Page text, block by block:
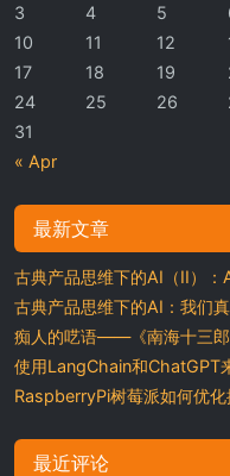
« Apr
3
4 5
10
11 12
17
18 19
24
25 26
31
最新文章
古典产品思维下的AI（II）：
古典产品思维下的AI：我们
痴人的呓语——《南海十三
使用LangChain和ChatGPT
RaspberryPi树莓派如何优
最近评论